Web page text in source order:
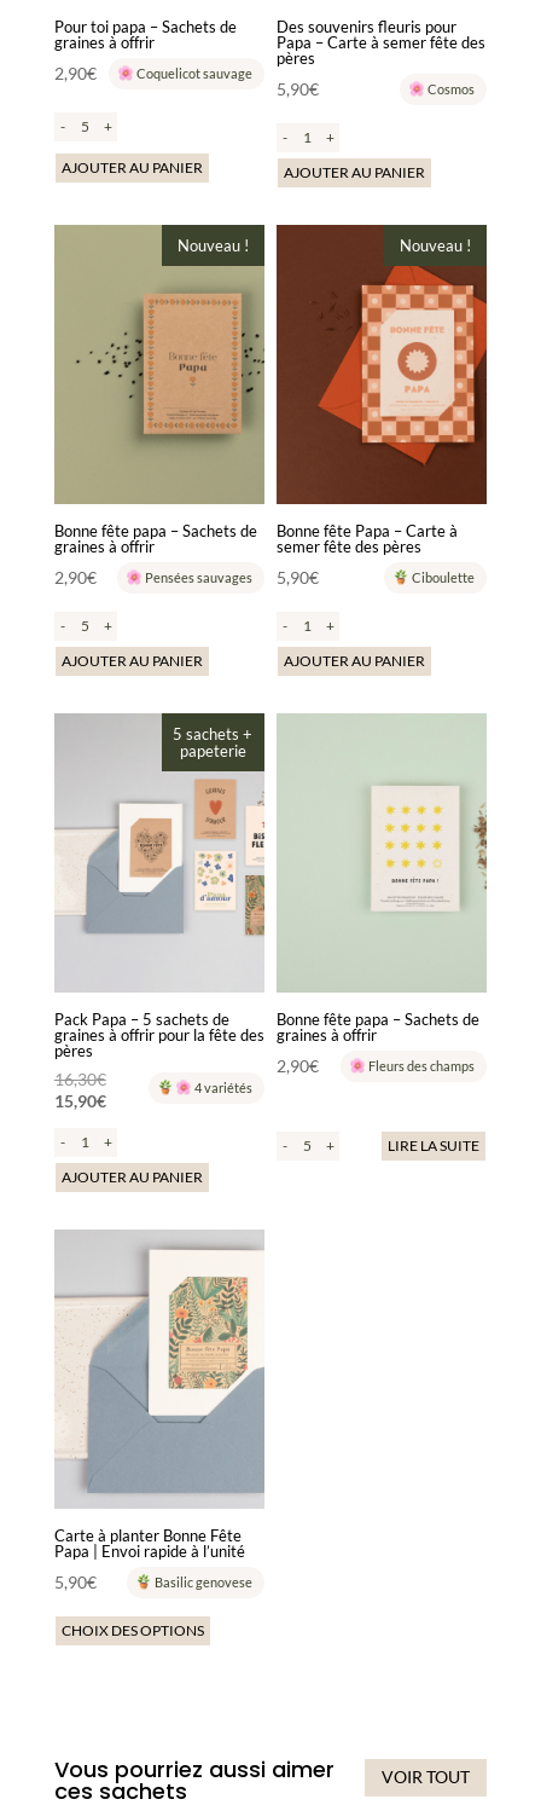
Pour toi papa – Sachets de
graines à offrir
2,90€ Coquelicot sauvage
- +
AJOUTER AU PANIER
Des souvenirs fleuris pour
Papa – Carte à semer fête des
pères
5,90€ Cosmos
-
+
AJOUTER AU PANIER
Nouveau !
Bonne fête papa – Sachets de
graines à offrir
2,90€ Pensées sauvages
-
+
AJOUTER AU PANIER
Nouveau !
Bonne fête Papa – Carte à
semer fête des pères
5,90€ Ciboulette
-
+
AJOUTER AU PANIER
5 sachets +
papeterie
Pack Papa – 5 sachets de
graines à offrir pour la fête des
pères
16,30€Le
prix
16,30€.
15,90€
prix
actuel
15,90€.
4 variétés
-
+
AJOUTER AU PANIER
Bonne fête papa – Sachets de
graines à offrir
2,90€ Fleurs des champs
- + LIRE LA SUITE
Carte à planter Bonne Fête
Papa | Envoi rapide à l’unité
5,90€ Basilic genovese
CHOIX DES OPTIONS
a
plusieurs
variations.
Les
options
peuvent
être
choisies
sur
la
page
du
produit
Vous pourriez aussi aimer
ces sachets VOIR TOUT